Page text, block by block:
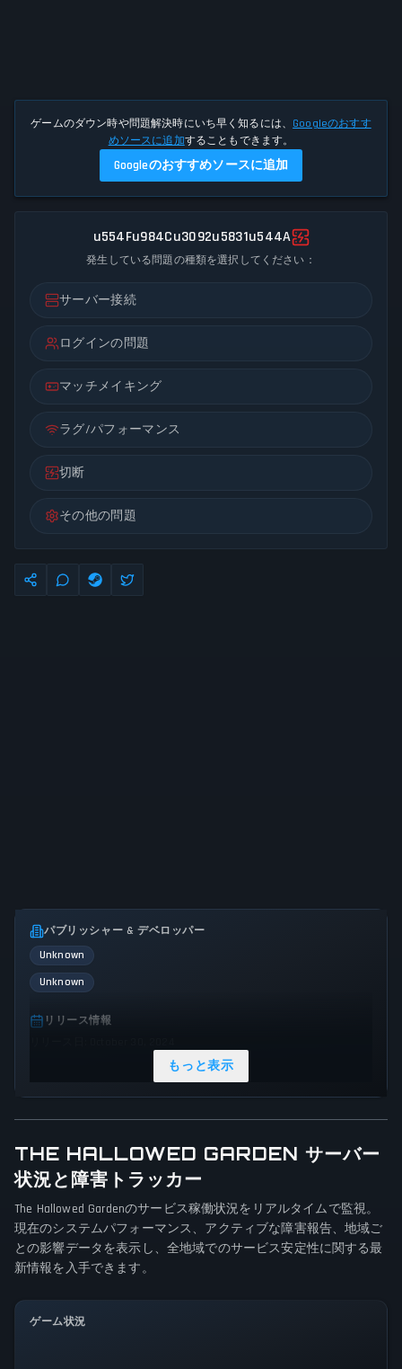
ゲームのダウン時や問題解決時にいち早く知るには、 Googleのおすす
めソースに追加することもできます。
Googleのおすすめソースに追加
u554Fu984Cu3092u5831u544A
発生している問題の種類を選択してください：
サーバー接続
ログインの問題
マッチメイキング
ラグ/パフォーマンス
切断
その他の問題
パブリッシャー & デベロッパー
Unknown
Unknown
リリース情報
ゲーム視点
Side view
プラットフォーム
PC (Microsoft Windows)
ゲームモード
Single player
もっと表示
THE HALLOWED GARDEN サーバー
状況と障害トラッカー
The Hallowed Gardenのサービス稼働状況をリアルタイムで監視。
現在のシステムパフォーマンス、アクティブな障害報告、地域ご
との影響データを表示し、全地域でのサービス安定性に関する最
新情報を入手できます。
ゲーム状況